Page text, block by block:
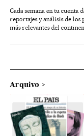
Cada semana en tu cuenta
reportajes y análisis de los
más relevantes del
Arquivo